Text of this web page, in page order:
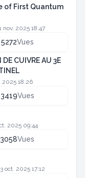
of First Quantum
nov. 2025 18:47
5272Vues
CUIVRE AU 3E
2025 18:26
3419Vues
2025 09:44
3058Vues
oct. 2025 17:12